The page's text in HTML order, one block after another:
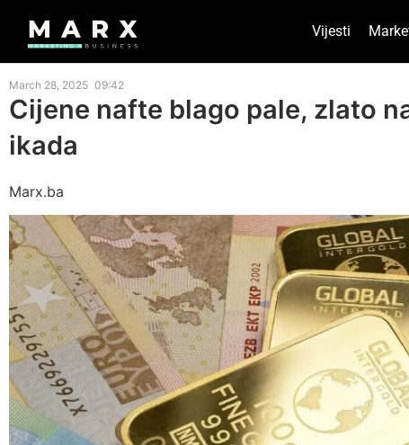
Vijesti
March 28, 2025 09:42
Cijene nafte blago pale, zlato
ikada
Marx.ba